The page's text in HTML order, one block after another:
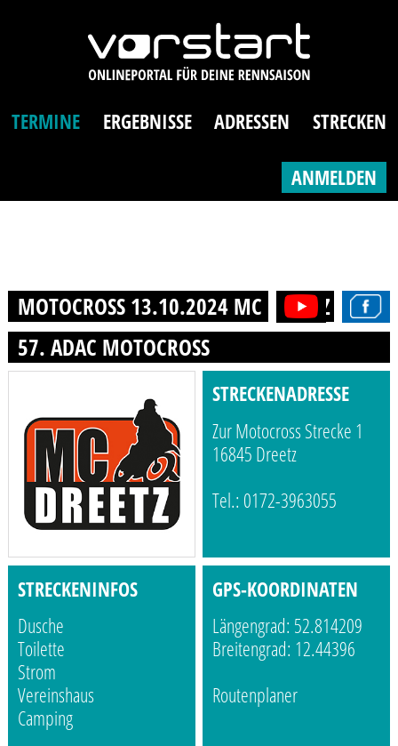
TERMINE ERGEBNISSE ADRESSEN STRECKEN
ANMELDEN
MOTOCROSS 13.10.2024 MC DREETZ E.V.
57. ADAC MOTOCROSS
STRECKENADRESSE
Zur Motocross Strecke 1
16845 Dreetz
Tel.: 0172-3963055
STRECKENINFOS
Dusche
Toilette
Strom
Vereinshaus
Camping
GPS-KOORDINATEN
Längengrad: 52.814209
Breitengrad: 12.44396
Routenplaner